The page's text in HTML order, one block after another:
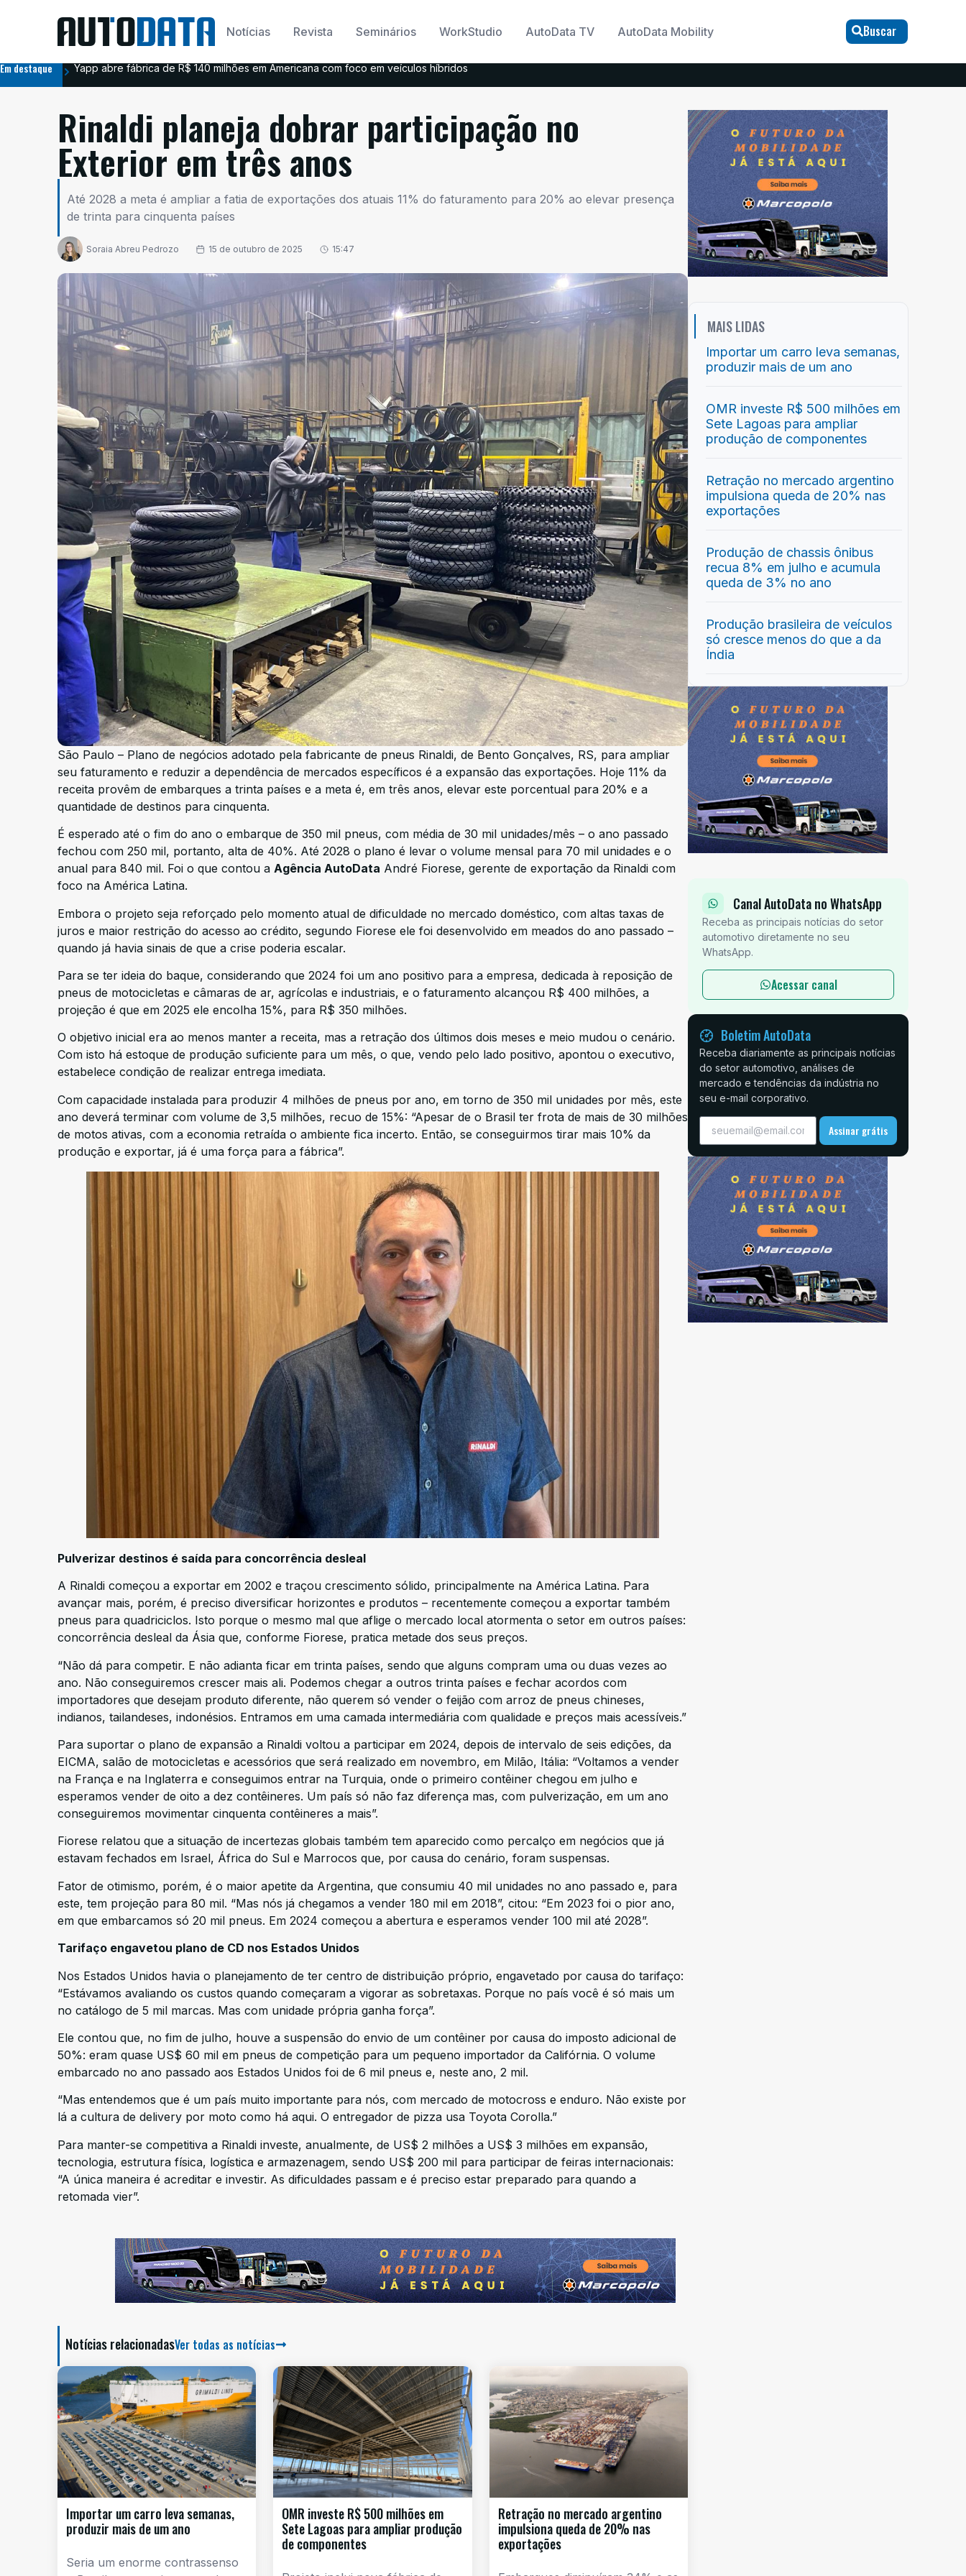
Notícias Revista Seminários WorkStudio AutoData TV AutoData Mobility Buscar
Em destaque Yapp abre fábrica de R$ 140 milhões em Americana com foco em veículos híbridos
Rinaldi planeja dobrar participação no
Exterior em três anos
Até 2028 a meta é ampliar a fatia de exportações dos atuais 11% do faturamento para 20% ao elevar presença
de trinta para cinquenta países
Soraia Abreu Pedrozo 15 de outubro de 2025 15:47
São Paulo – Plano de negócios adotado pela fabricante de pneus Rinaldi, de Bento Gonçalves, RS, para ampliar
seu faturamento e reduzir a dependência de mercados específicos é a expansão das exportações. Hoje 11% da
receita provêm de embarques a trinta países e a meta é, em três anos, elevar este porcentual para 20% e a
quantidade de destinos para cinquenta.
É esperado até o fim do ano o embarque de 350 mil pneus, com média de 30 mil unidades/mês – o ano passado
fechou com 250 mil, portanto, alta de 40%. Até 2028 o plano é levar o volume mensal para 70 mil unidades e o
anual para 840 mil. Foi o que contou a Agência AutoData André Fiorese, gerente de exportação da Rinaldi com
foco na América Latina.
Embora o projeto seja reforçado pelo momento atual de dificuldade no mercado doméstico, com altas taxas de
juros e maior restrição do acesso ao crédito, segundo Fiorese ele foi desenvolvido em meados do ano passado –
quando já havia sinais de que a crise poderia escalar.
Para se ter ideia do baque, considerando que 2024 foi um ano positivo para a empresa, dedicada à reposição de
pneus de motocicletas e câmaras de ar, agrícolas e industriais, e o faturamento alcançou R$ 400 milhões, a
projeção é que em 2025 ele encolha 15%, para R$ 350 milhões.
O objetivo inicial era ao menos manter a receita, mas a retração dos últimos dois meses e meio mudou o cenário.
Com isto há estoque de produção suficiente para um mês, o que, vendo pelo lado positivo, apontou o executivo,
estabelece condição de realizar entrega imediata.
Com capacidade instalada para produzir 4 milhões de pneus por ano, em torno de 350 mil unidades por mês, este
ano deverá terminar com volume de 3,5 milhões, recuo de 15%: “Apesar de o Brasil ter frota de mais de 30 milhões
de motos ativas, com a economia retraída o ambiente fica incerto. Então, se conseguirmos tirar mais 10% da
produção e exportar, já é uma força para a fábrica”.
Pulverizar destinos é saída para concorrência desleal
A Rinaldi começou a exportar em 2002 e traçou crescimento sólido, principalmente na América Latina. Para
avançar mais, porém, é preciso diversificar horizontes e produtos – recentemente começou a exportar também
pneus para quadriciclos. Isto porque o mesmo mal que aflige o mercado local atormenta o setor em outros países:
concorrência desleal da Ásia que, conforme Fiorese, pratica metade dos seus preços.
“Não dá para competir. E não adianta ficar em trinta países, sendo que alguns compram uma ou duas vezes ao
ano. Não conseguiremos crescer mais ali. Podemos chegar a outros trinta países e fechar acordos com
importadores que desejam produto diferente, não querem só vender o feijão com arroz de pneus chineses,
indianos, tailandeses, indonésios. Entramos em uma camada intermediária com qualidade e preços mais acessíveis.”
Para suportar o plano de expansão a Rinaldi voltou a participar em 2024, depois de intervalo de seis edições, da
EICMA, salão de motocicletas e acessórios que será realizado em novembro, em Milão, Itália: “Voltamos a vender
na França e na Inglaterra e conseguimos entrar na Turquia, onde o primeiro contêiner chegou em julho e
esperamos vender de oito a dez contêineres. Um país só não faz diferença mas, com pulverização, em um ano
conseguiremos movimentar cinquenta contêineres a mais”.
Fiorese relatou que a situação de incertezas globais também tem aparecido como percalço em negócios que já
estavam fechados em Israel, África do Sul e Marrocos que, por causa do cenário, foram suspensas.
Fator de otimismo, porém, é o maior apetite da Argentina, que consumiu 40 mil unidades no ano passado e, para
este, tem projeção para 80 mil. “Mas nós já chegamos a vender 180 mil em 2018”, citou: “Em 2023 foi o pior ano,
em que embarcamos só 20 mil pneus. Em 2024 começou a abertura e esperamos vender 100 mil até 2028”.
Tarifaço engavetou plano de CD nos Estados Unidos
Nos Estados Unidos havia o planejamento de ter centro de distribuição próprio, engavetado por causa do tarifaço:
“Estávamos avaliando os custos quando começaram a vigorar as sobretaxas. Porque no país você é só mais um
no catálogo de 5 mil marcas. Mas com unidade própria ganha força”.
Ele contou que, no fim de julho, houve a suspensão do envio de um contêiner por causa do imposto adicional de
50%: eram quase US$ 60 mil em pneus de competição para um pequeno importador da Califórnia. O volume
embarcado no ano passado aos Estados Unidos foi de 6 mil pneus e, neste ano, 2 mil.
“Mas entendemos que é um país muito importante para nós, com mercado de motocross e enduro. Não existe por
lá a cultura de delivery por moto como há aqui. O entregador de pizza usa Toyota Corolla.”
Para manter-se competitiva a Rinaldi investe, anualmente, de US$ 2 milhões a US$ 3 milhões em expansão,
tecnologia, estrutura física, logística e armazenagem, sendo US$ 200 mil para participar de feiras internacionais:
“A única maneira é acreditar e investir. As dificuldades passam e é preciso estar preparado para quando a
retomada vier”.
Notícias relacionadasVer todas as notícias
Importar um carro leva semanas,
produzir mais de um ano
Seria um enorme contrassenso
OMR investe R$ 500 milhões em
Sete Lagoas para ampliar produção
de componentes
Retração no mercado argentino
impulsiona queda de 20% nas
exportações
MAIS LIDAS
Importar um carro leva semanas,
produzir mais de um ano
OMR investe R$ 500 milhões em
Sete Lagoas para ampliar
produção de componentes
Retração no mercado argentino
impulsiona queda de 20% nas
exportações
Produção de chassis ônibus
recua 8% em julho e acumula
queda de 3% no ano
Produção brasileira de veículos
só cresce menos do que a da
Índia
Canal AutoData no WhatsApp
Receba as principais notícias do setor
automotivo diretamente no seu
WhatsApp.
Acessar canal
Boletim AutoData
Receba diariamente as principais notícias
do setor automotivo, análises de
mercado e tendências da indústria no
seu e-mail corporativo.
Assinar grátis